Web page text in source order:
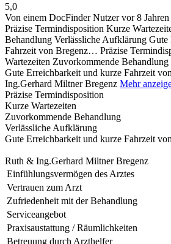
5,0
Von einem DocFinder Nutzervor 8 Jahren
Präzise Termindisposition Kurze
Behandlung Verlässliche Aufklärung
Fahrzeit von Bregenz… Präzise
Wartezeiten Zuvorkommende
Gute Erreichbarkeit und kurze Fahrzeit
Ing.Gerhard Miltner Bregenz Mehr
Präzise Termindisposition
Kurze Wartezeiten
Zuvorkommende Behandlung
Verlässliche Aufklärung
Gute Erreichbarkeit und kurze Fahrzeit
Ruth & Ing.Gerhard Miltner Bregenz
Einfühlungsvermögen des Arztes
Vertrauen zum Arzt
Zufriedenheit mit der Behandlung
Serviceangebot
Praxisaustattung / Räumlichkeiten
Betreuung durch Arzthelfer